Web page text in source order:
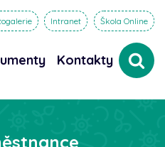
Intranet Škola Online
Kontakty